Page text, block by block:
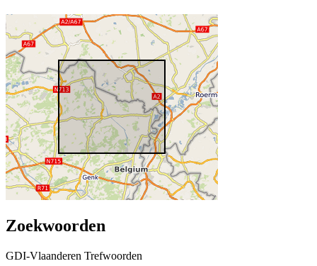
Zoekwoorden
GDI-Vlaanderen Trefwoorden